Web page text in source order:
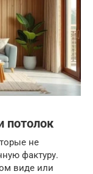
потолок
не
фактуру.
виде или